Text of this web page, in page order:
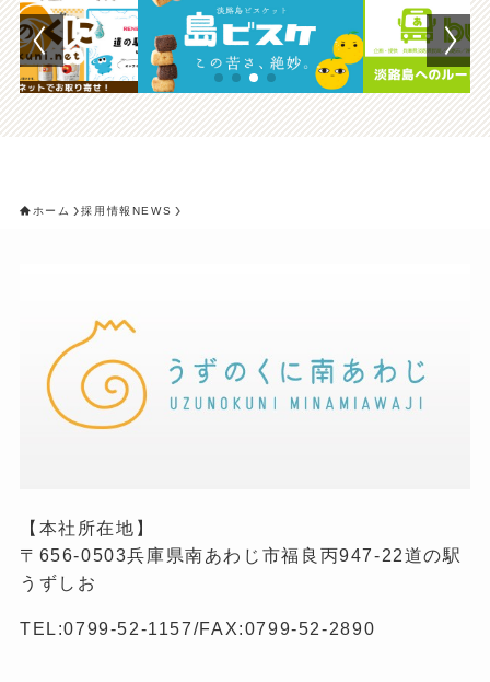
ホーム 採用情報NEWS
【本社所在地】
〒656-0503兵庫県南あわじ市福良丙947-22道の駅
うずしお
TEL:0799-52-1157/FAX:0799-52-2890